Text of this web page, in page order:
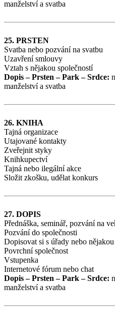
manželství a svatba
25. PRSTEN
Svatba nebo pozvání na svatbu
Uzavření smlouvy
Vztah s nějakou společností
Dopis – Prsten – Park – Srdce:
manželství a svatba
26. KNIHA
Tajná organizace
Utajované kontakty
Zveřejnit styky
Knihkupectví
Tajná nebo ilegální akce
Složit zkošku, udělat konkurs
27. DOPIS
Přednáška, seminář, pozvání na
Pozvání do společnosti
Dopisovat si s úřady nebo
Povrchní společnost
Vstupenka
Internetové fórum nebo chat
Dopis – Prsten – Park – Srdce:
manželství a svatba